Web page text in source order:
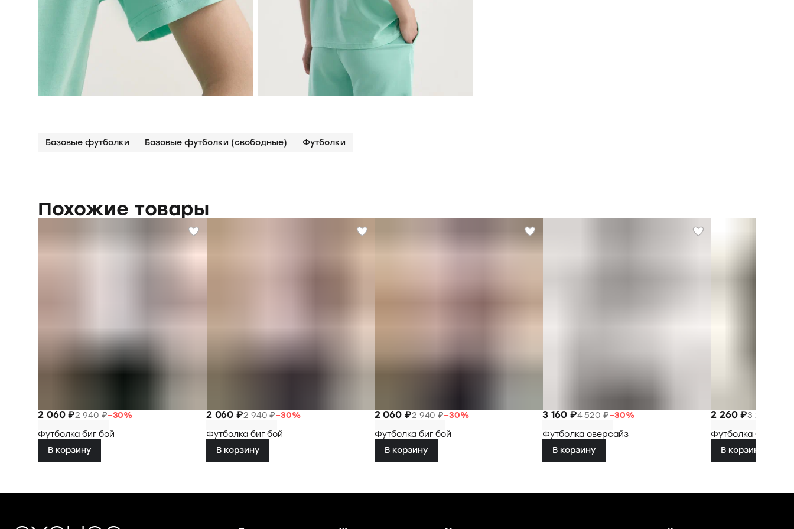
Базовые футболки Базовые футболки (свободные) Футболки
Похожие товары
2 060 ₽2 940 ₽−30%
Футболка биг бой
В корзину
2 060 ₽2 940 ₽−30%
Футболка биг бой
В корзину
2 060 ₽2 940 ₽−30%
Футболка биг бой
В корзину
3 160 ₽4 520 ₽−30%
Футболка оверсайз
В корзину
2 260 ₽3 230 ₽
Футболка биг бой
В корзину